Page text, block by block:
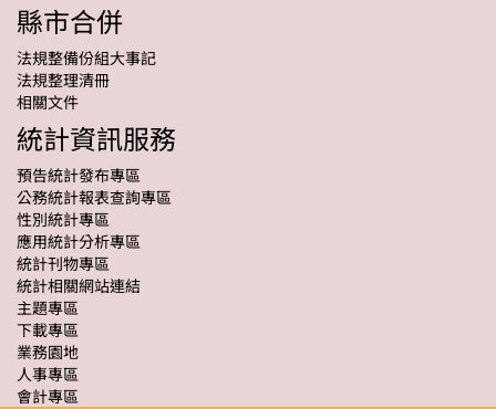
縣市合併
法規整備份組大事記
法規整理清冊
相關文件
統計資訊服務
預告統計發布專區
公務統計報表查詢專區
性別統計專區
應用統計分析專區
統計刊物專區
統計相關網站連結
主題專區
下載專區
業務園地
人事專區
會計專區